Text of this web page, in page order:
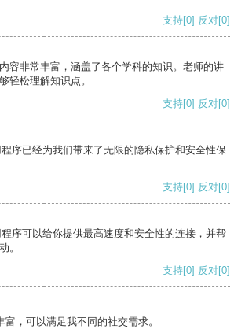
支持[0] 反对[0]
容非常丰富，涵盖了各个学科的知识。老师的讲
轻松理解知识点。
支持[0] 反对[0]
序已经为我们带来了无限的隐私保护和安全性保
支持[0] 反对[0]
序可以给你提供最高速度和安全性的连接，并帮
。
支持[0] 反对[0]
，可以满足我不同的社交需求。